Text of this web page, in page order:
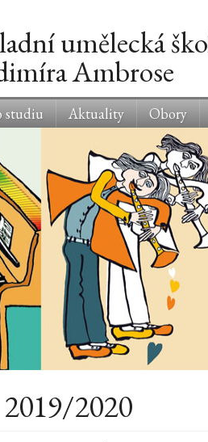
umělecká
Ambrose
studiu Aktuality Obory
2020